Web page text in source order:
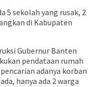
5 sekolah yang rusak, 2
di Kabupaten
Gubernur Banten
pendataan rumah
adanya korban
hanya ada 2 warga